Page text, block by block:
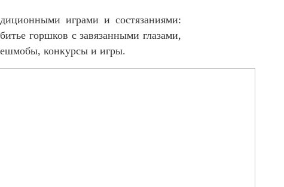
играми и состязаниями:
горшков с завязанными глазами,
конкурсы и игры.